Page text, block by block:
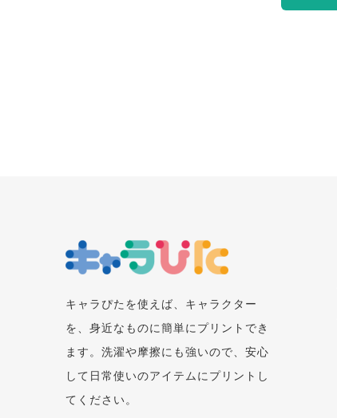
キャラぴたを使えば、キャラクター
を、身近なものに簡単にプリントでき
ます。洗濯や摩擦にも強いので、安心
して日常使いのアイテムにプリントし
てください。